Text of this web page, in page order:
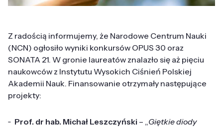
Z radością informujemy, że Narodowe Centrum Nauki
(NCN) ogłosiło wyniki konkursów OPUS 30 oraz
SONATA 21. W gronie laureatów znalazło się aż pięciu
naukowców z Instytutu Wysokich Ciśnień Polskiej
Akademii Nauk. Finansowanie otrzymały następujące
projekty:
Prof. dr hab. Michał Leszczyński – „Giętkie diody